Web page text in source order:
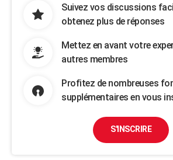
Suivez vos discussions
obtenez plus de réponses
Mettez en avant votre
autres membres
Profitez de nombreuses
supplémentaires en vous
S'INSCRIRE